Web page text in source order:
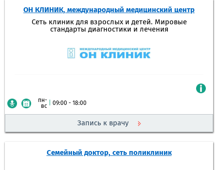
ОН КЛИНИК, международный медицинский центр
Сеть клиник для взрослых и детей. Мировые
стандарты диагностики и лечения
пн-
вс
09:00 - 18:00
Запись к врачу
Семейный доктор, сеть поликлиник